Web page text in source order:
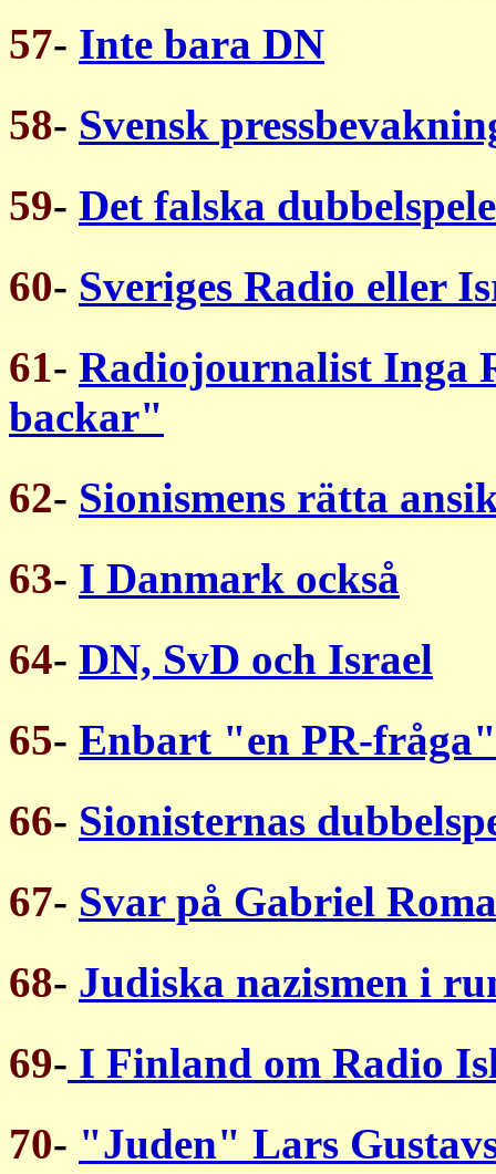
57- Inte bara DN
58- Svensk
59- Det falska
60- Sveriges Radio eller
61- Radiojournalist Inga
backar"
62- Sionismens rätta
63- I Danmark också
64- DN, SvD och Israel
65- Enbart "en PR-
66- Sionisternas
67- Svar på Gabriel
68- Judiska nazismen i
69- I Finland om Radio
70- "Juden" Lars